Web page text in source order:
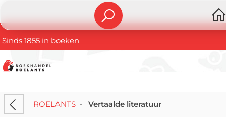
Sinds 1855 in boeken
ROELANTS- Vertaalde literatuur